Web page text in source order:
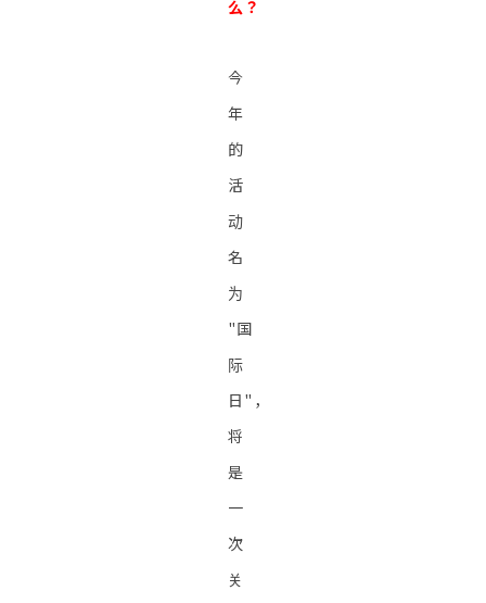
么？
今
年
的
活
动
名
为
"国
际
日"，
将
是
一
次
关